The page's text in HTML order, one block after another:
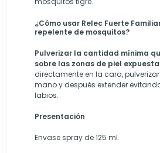
¿Cómo usar Relec Fuerte
repelente de mosquitos?
Pulverizar la cantidad mínima
sobre las zonas de piel
directamente en la cara,
mano y después extender
labios.
Presentación
Envase spray de 125 ml.